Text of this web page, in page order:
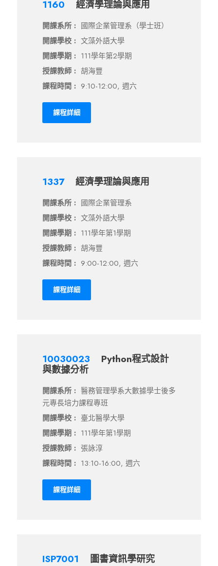
1160 經濟學理論與應用
開課系所 : 國際企業管理系（學士班）
開課學校 : 文藻外語大學
開課學期 : 111學年第2學期
授課教師 : 胡海豐
課程時間 : 9:10-12:00, 週六
課程詳細
1337 經濟學理論與應用
開課系所 : 國際企業管理系
開課學校 : 文藻外語大學
開課學期 : 111學年第1學期
授課教師 : 胡海豐
課程時間 : 9:00-12:00, 週六
課程詳細
10030023
Python程式設計
與數據分析
開課系所 : 醫務管理學系大數據學士後多
元專長培力課程專班
開課學校 : 臺北醫學大學
開課學期 : 111學年第1學期
授課教師 : 張詠淳
課程時間 : 13:10-16:00, 週六
課程詳細
ISP7001 圖書資訊學研究